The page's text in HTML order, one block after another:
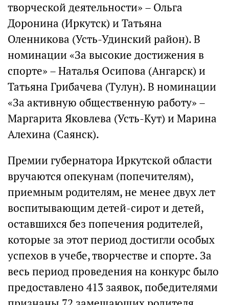
творческой деятельности» – Ольга
Доронина (Иркутск) и Татьяна
Оленникова (Усть-Удинский район). В
номинации «За высокие достижения в
спорте» – Наталья Осипова (Ангарск) и
Татьяна Грибачева (Тулун). В номинации
«За активную общественную работу» –
Маргарита Яковлева (Усть-Кут) и Марина
Алехина (Саянск).
Премии губернатора Иркутской области
вручаются опекунам (попечителям),
приемным родителям, не менее двух лет
воспитывающим детей-сирот и детей,
оставшихся без попечения родителей,
которые за этот период достигли особых
успехов в учебе, творчестве и спорте. За
весь период проведения на конкурс было
предоставлено 413 заявок, победителями